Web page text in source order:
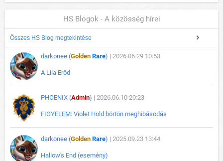
HS Blogok - A közösség hírei
Összes HS Blog megtekintése
darkonee (Golden Rare) | 2026.06.29 10:53
A Lila Erőd
PHOENIX (Admin) | 2026.06.10 20:23
FIGYELEM: Violet Hold börtön meghibásodás
darkonee (Golden Rare) | 2025.09.23 13:44
Hallow's End (esemény)